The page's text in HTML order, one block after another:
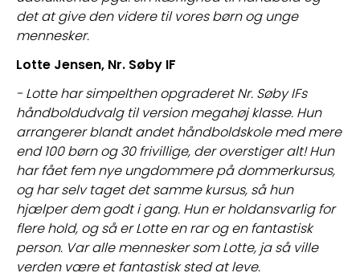
det at give den videre til vores børn og unge
mennesker.
Lotte Jensen, Nr. Søby IF
- Lotte har simpelthen opgraderet Nr. Søby IFs
håndboldudvalg til version megahøj klasse. Hun
arrangerer blandt andet håndboldskole med mere
end 100 børn og 30 frivillige, der overstiger alt! Hun
har fået fem nye ungdommere på dommerkursus,
og har selv taget det samme kursus, så hun
hjælper dem godt i gang. Hun er holdansvarlig for
flere hold, og så er Lotte en rar og en fantastisk
person. Var alle mennesker som Lotte, ja så ville
verden være et fantastisk sted at leve.